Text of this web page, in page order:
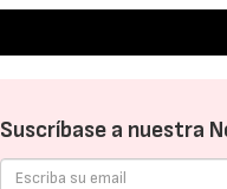
Suscríbase a nuestra